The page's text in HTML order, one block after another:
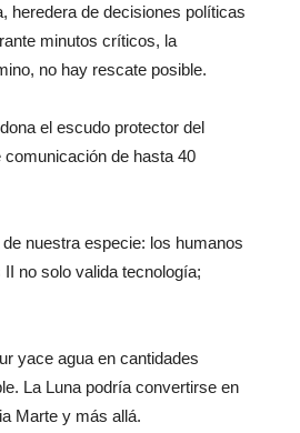
heredera de decisiones políticas
minutos críticos, la
no hay rescate posible.
el escudo protector del
de hasta 40
nuestra especie: los humanos
no solo valida tecnología;
yace agua en cantidades
La Luna podría convertirse en
Marte y más allá.